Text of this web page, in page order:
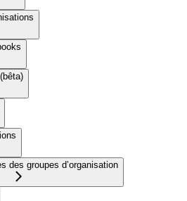
des groupes d’organisation